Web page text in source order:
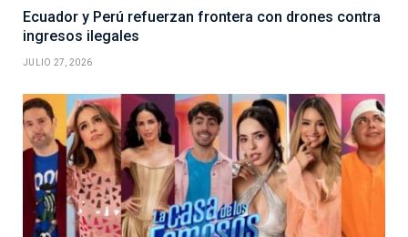
Ecuador y Perú refuerzan frontera con drones contra
ingresos ilegales
JULIO 27, 2026